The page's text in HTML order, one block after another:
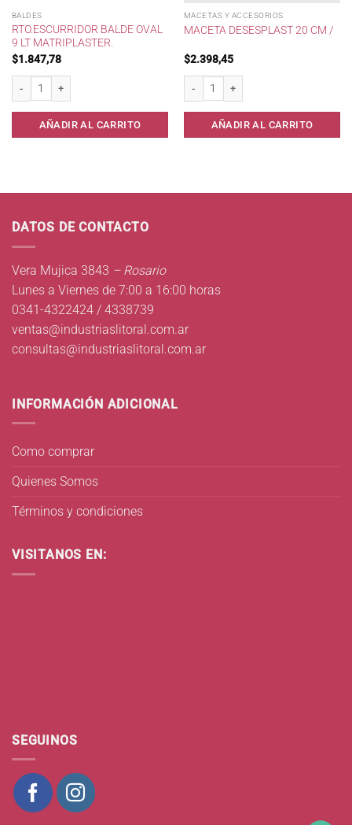
BALDES
RTO.ESCURRIDOR BALDE OVAL
9 LT MATRIPLASTER.
$1.847,78
AÑADIR AL CARRITO
MACETAS Y ACCESORIOS
MACETA DESESPLAST 20 CM /
$2.398,45
AÑADIR AL CARRITO
DATOS DE CONTACTO
Vera Mujica 3843 – Rosario
Lunes a Viernes de 7:00 a 16:00 horas
0341-4322424 / 4338739
ventas@industriaslitoral.com.ar
consultas@industriaslitoral.com.ar
INFORMACIÓN ADICIONAL
Como comprar
Quienes Somos
Términos y condiciones
VISITANOS EN:
SEGUINOS